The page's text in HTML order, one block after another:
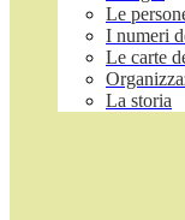
Le
I numeri
Le carte
La storia